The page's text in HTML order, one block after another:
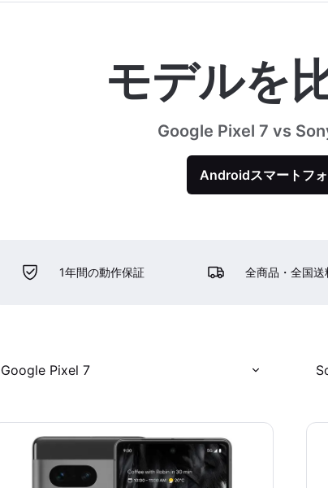
モデルを
Google Pixel 7 vs
Androidスマートフ
1年間の動作保証 全商品・全国送
Google Pixel 7